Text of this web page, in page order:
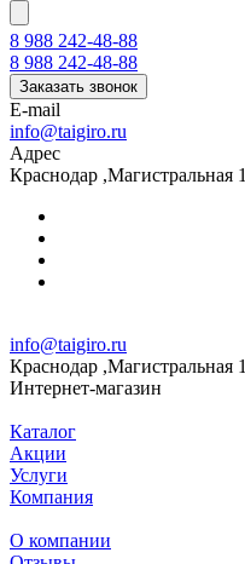
8 988 242-48-88
8 988 242-48-88
Заказать звонок
E-mail
info@taigiro.ru
Адрес
Краснодар ,Магистральная 1
info@taigiro.ru
Краснодар ,Магистральная 1
Интернет-магазин
Каталог
Акции
Услуги
Компания
О компании